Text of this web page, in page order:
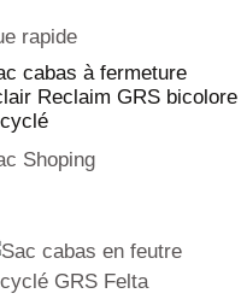
rapide
cabas à fermeture
Reclaim GRS bicolore
Shoping